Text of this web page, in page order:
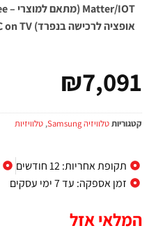
אופציה לרכישה בנפרד) PC on TV
₪7,091
קטגוריותטלוויזיה Samsung , טלוויזיות
תקופת אחריות: 12 חודשים
זמן אספקה: עד 7 ימי עסקים
המלאי אזל